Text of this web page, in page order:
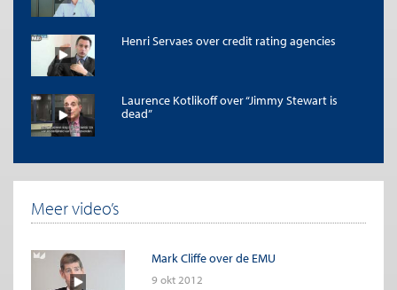
Henri Servaes over credit rating agencies
Laurence Kotlikoff over “Jimmy Stewart is
dead”
Meer video’s
Mark Cliffe over de EMU
9 okt 2012